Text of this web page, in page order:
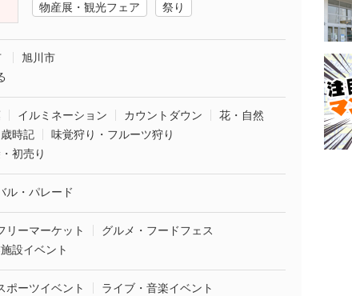
物産展・観光フェア
祭り
旭川市
イルミネーション カウントダウン
花・自然
時記
味覚狩り・フルーツ狩り
初売り
ル・パレード
リーマーケット
グルメ・フードフェス
設イベント
ポーツイベント
ライブ・音楽イベント